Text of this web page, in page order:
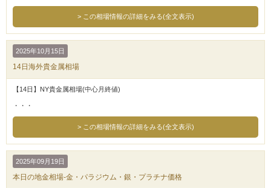
この相場情報の詳細をみる(全文表示)
2025年10月15日
14日海外貴金属相場
【14日】NY貴金属相場(中心月終値)
・・・
この相場情報の詳細をみる(全文表示)
2025年09月19日
本日の地金相場-金・パラジウム・銀・プラチナ価格